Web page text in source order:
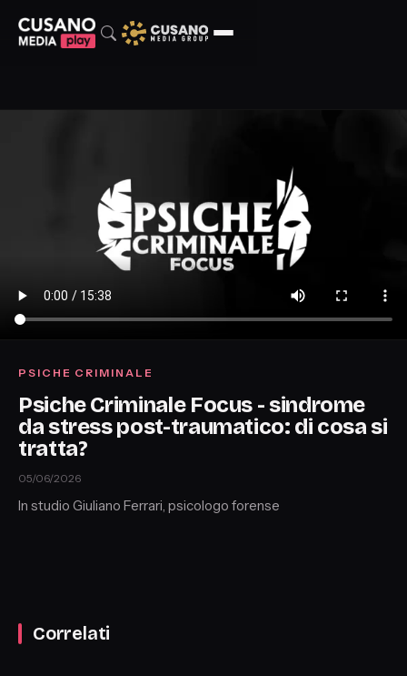
PSICHE CRIMINALE
Psiche Criminale Focus - sindrome
da stress post-traumatico: di cosa si
tratta?
05/06/2026
In studio Giuliano Ferrari, psicologo forense
Correlati